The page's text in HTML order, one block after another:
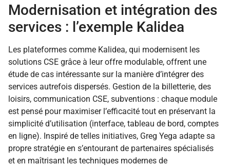
Modernisation et intégration des
services : l’exemple Kalidea
Les plateformes comme Kalidea, qui modernisent les
solutions CSE grâce à leur offre modulable, offrent une
étude de cas intéressante sur la manière d’intégrer des
services autrefois dispersés. Gestion de la billetterie, des
loisirs, communication CSE, subventions : chaque module
est pensé pour maximiser l’efficacité tout en préservant la
simplicité d’utilisation (interface, tableau de bord, comptes
en ligne). Inspiré de telles initiatives, Greg Yega adapte sa
propre stratégie en s’entourant de partenaires spécialisés
et en maîtrisant les techniques modernes de